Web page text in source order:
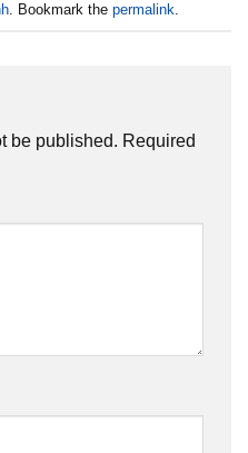
. Bookmark the permalink.
be published. Required